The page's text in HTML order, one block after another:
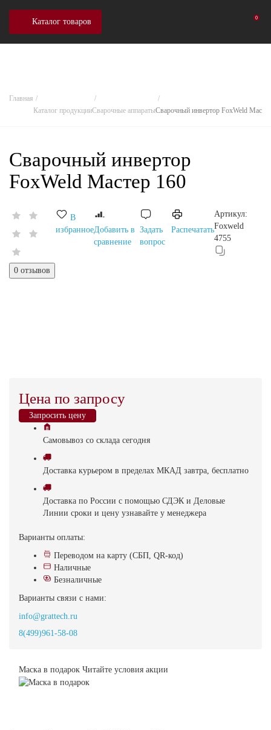
Каталог товаров 0
Главная
Каталог продукцииСварочные аппаратыСварочный инвертор FoxWeld
Сварочный инвертор
FoxWeld Мастер 160
0 отзывов
В
избранноеДобавить в
сравнение
Задать
вопрос
Распечатать
Артикул:
Foxweld
4755
Цена по запросу
Запросить цену
Самовывоз со склада cегодня
Доставка курьером в пределах МКАД завтра, бесплатно
Доставка по России с помощью СДЭК и Деловые
Линии сроки и цену узнавайте у менеджера
Варианты оплаты:
Переводом на карту (СБП, QR-код)
Наличные
Безналичные
Варианты связи с нами:
info@grattech.ru
8(499)961-58-08
Маска в подарок Читайте условия акции